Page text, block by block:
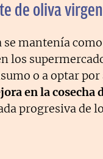
de oliva
mantenía
los
o a optar
en la cosecha
progresiva de